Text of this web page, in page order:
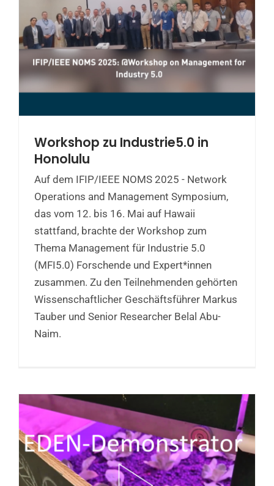
Workshop zu Industrie5.0 in
Honolulu
Auf dem IFIP/IEEE NOMS 2025 - Network
Operations and Management Symposium,
das vom 12. bis 16. Mai auf Hawaii
stattfand, brachte der Workshop zum
Thema Management für Industrie 5.0
(MFI5.0) Forschende und Expert*innen
zusammen. Zu den Teilnehmenden gehörten
Wissenschaftlicher Geschäftsführer Markus
Tauber und Senior Researcher Belal Abu-
Naim.